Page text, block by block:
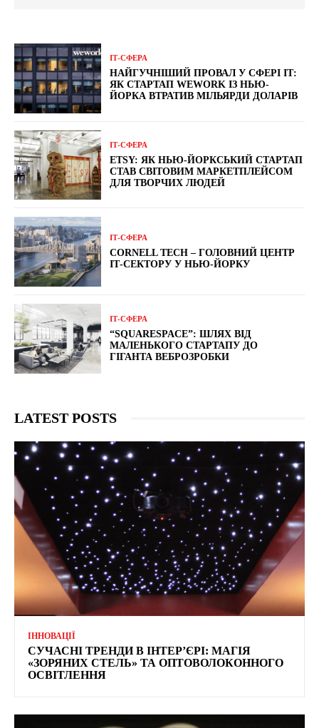
ІТ-СФЕРА
НАЙГУЧНІШИЙ ПРОВАЛ У СФЕРІ ІТ:
ЯК СТАРТАП WEWORK ІЗ НЬЮ-
ЙОРКА ВТРАТИВ МІЛЬЯРДИ ДОЛАРІВ
ІТ-СФЕРА
ETSY: ЯК НЬЮ-ЙОРКСЬКИЙ СТАРТАП
СТАВ СВІТОВИМ МАРКЕТПЛЕЙСОМ
ДЛЯ ТВОРЧИХ ЛЮДЕЙ
ІТ-СФЕРА
CORNELL TECH – ГОЛОВНИЙ ЦЕНТР
ІТ-СЕКТОРУ У НЬЮ-ЙОРКУ
ІТ-СФЕРА
“SQUARESPACE”: ШЛЯХ ВІД
МАЛЕНЬКОГО СТАРТАПУ ДО
ГІГАНТА ВЕБРОЗРОБКИ
LATEST POSTS
ІННОВАЦІЇ
СУЧАСНІ ТРЕНДИ В ІНТЕР’ЄРІ: МАГІЯ
«ЗОРЯНИХ СТЕЛЬ» ТА ОПТОВОЛОКОННОГО
ОСВІТЛЕННЯ